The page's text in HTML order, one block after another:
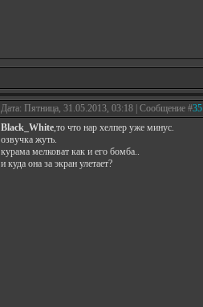
Дата: Пятница, 31.05.2013, 03:18 | Сообщение #35
Black_White,то что нар хелпер уже минус.
озвучка жуть.
курама мелковат как и его бомба..
и куда она за экран улетает?